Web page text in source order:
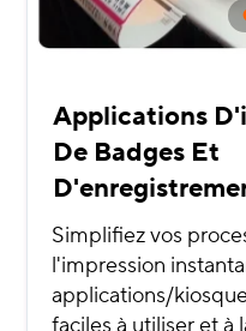
Applications
De Badges Et
Simplifiez vos
l'impression
applications/